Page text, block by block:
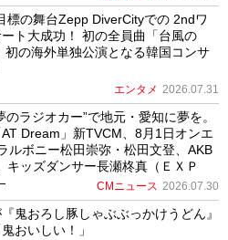
標の舞台Zepp DiverCityでの 2ndワ
ト大成功！ 初の全員曲「台風の
初の海外単独公演となる韓国コンサ
エンタメ 2026.07.31
のラジオカー”で地元・愛知に夢を。
Dream」新TVCM、8月1日オンエ
ルボニー松田崇弥・松田文登、AKB
キッズダンサー長瀬柊真（ＥＸＰ
CMニュース 2026.07.30
鬼おろし豚しゃぶぶっかけうどん』
おいしい！」